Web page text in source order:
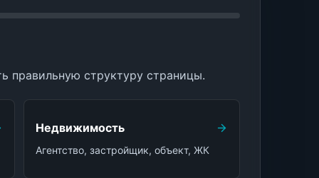
правильную структуру страницы.
Недвижимость
Агентство, застройщик, объект, ЖК